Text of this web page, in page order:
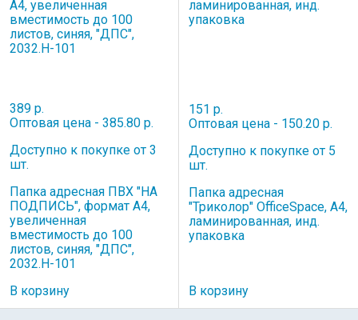
389 р.
Оптовая цена - 385.80 р.
Доступно к покупке от 3
шт.
Папка адресная ПВХ "НА
ПОДПИСЬ", формат А4,
увеличенная
вместимость до 100
листов, синяя, "ДПС",
2032.Н-101
В корзину
151 р.
Оптовая цена - 150.20 р.
Доступно к покупке от 5
шт.
Папка адресная
"Триколор" OfficeSpace, А4,
ламинированная, инд.
упаковка
В корзину